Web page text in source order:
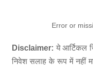
Error or
Disclaimer: ये आर्टिकल
निवेश सलाह के रूप में नहीं